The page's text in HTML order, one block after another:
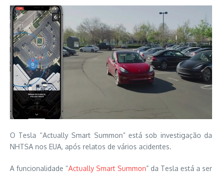
O Tesla “Actually Smart Summon” está sob investigação da
NHTSA nos EUA, após relatos de vários acidentes.
A funcionalidade “Actually Smart Summon” da Tesla está a ser